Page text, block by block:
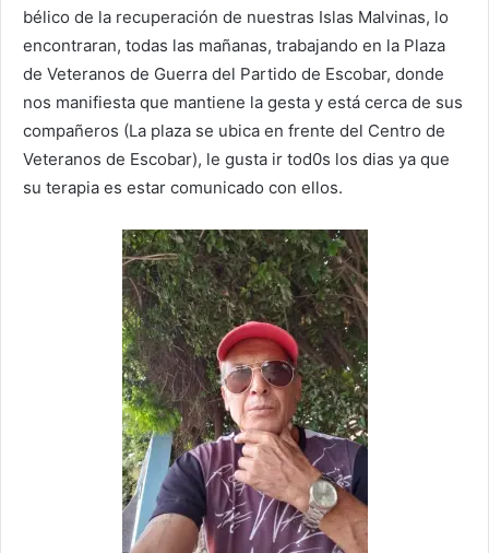
bélico de la recuperación de nuestras Islas Malvinas, lo
encontraran, todas las mañanas, trabajando en la Plaza
de Veteranos de Guerra del Partido de Escobar, donde
nos manifiesta que mantiene la gesta y está cerca de sus
compañeros (La plaza se ubica en frente del Centro de
Veteranos de Escobar), le gusta ir tod0s los dias ya que
su terapia es estar comunicado con ellos.